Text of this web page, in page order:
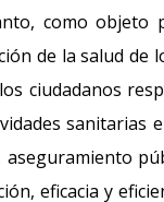
como objeto
de la salud de
ciudadanos
sanitarias
eficacia y